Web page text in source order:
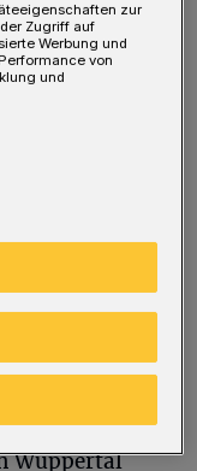
Caritas, die
gebildet,
hat. Es
In wenigen
diesen
„Es ist
Wuppertal
zur
Zugriff auf
Werbung und
von
und